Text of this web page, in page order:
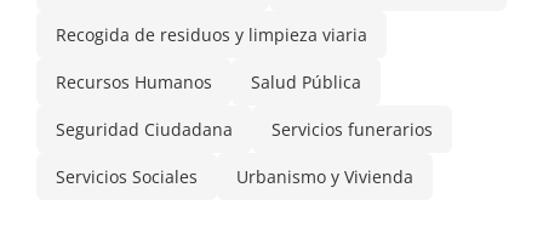
Recogida de residuos y limpieza viaria
Recursos Humanos Salud Pública
Seguridad Ciudadana Servicios funerarios
Servicios Sociales Urbanismo y Vivienda